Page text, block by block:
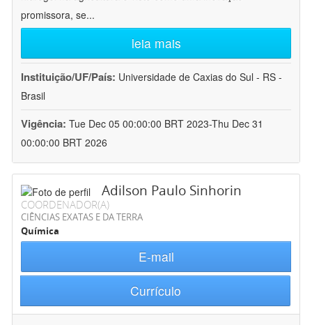
promissora, se...
leia mais
Instituição/UF/País: Universidade de Caxias do Sul - RS -
Brasil
Vigência: Tue Dec 05 00:00:00 BRT 2023-Thu Dec 31
00:00:00 BRT 2026
Adilson Paulo Sinhorin
COORDENADOR(A)
CIÊNCIAS EXATAS E DA TERRA
Química
E-mail
Currículo